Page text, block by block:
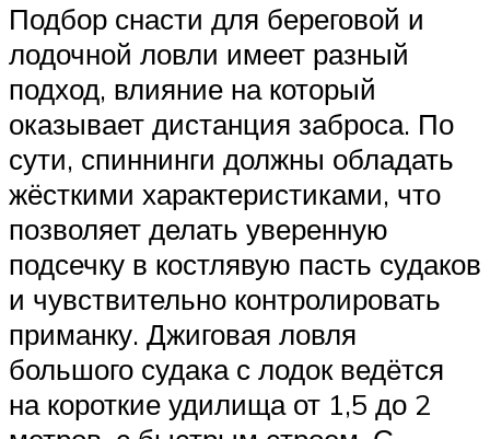
Подбор снасти для береговой и
лодочной ловли имеет разный
подход, влияние на который
оказывает дистанция заброса. По
сути, спиннинги должны обладать
жёсткими характеристиками, что
позволяет делать уверенную
подсечку в костлявую пасть судаков
и чувствительно контролировать
приманку. Джиговая ловля
большого судака с лодок ведётся
на короткие удилища от 1,5 до 2